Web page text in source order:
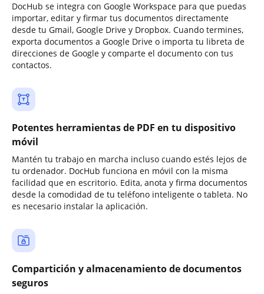
DocHub se integra con Google Workspace para que puedas
importar, editar y firmar tus documentos directamente
desde tu Gmail, Google Drive y Dropbox. Cuando termines,
exporta documentos a Google Drive o importa tu libreta de
direcciones de Google y comparte el documento con tus
contactos.
Potentes herramientas de PDF en tu dispositivo
móvil
Mantén tu trabajo en marcha incluso cuando estés lejos de
tu ordenador. DocHub funciona en móvil con la misma
facilidad que en escritorio. Edita, anota y firma documentos
desde la comodidad de tu teléfono inteligente o tableta. No
es necesario instalar la aplicación.
Compartición y almacenamiento de documentos
seguros